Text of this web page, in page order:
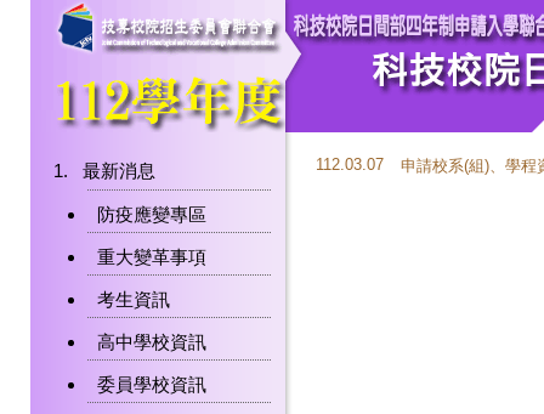
最新消息
防疫應變專區
重大變革事項
考生資訊
高中學校資訊
委員學校資訊
112.03.07 申請校系(組)、學程